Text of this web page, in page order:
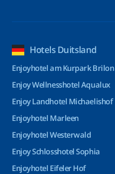
Hotels Duitsland
Enjoyhotel am Kurpark Brilon
Enjoy Wellnesshotel Aqualux
Enjoy Landhotel Michaelishof
Enjoyhotel Marleen
Enjoyhotel Westerwald
Enjoy Schlosshotel Sophia
Enjoyhotel Eifeler Hof